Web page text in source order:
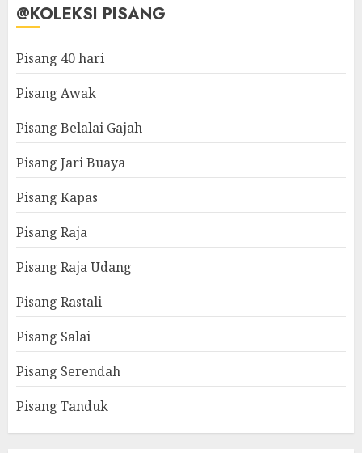
@KOLEKSI PISANG
Pisang 40 hari
Pisang Awak
Pisang Belalai Gajah
Pisang Jari Buaya
Pisang Kapas
Pisang Raja
Pisang Raja Udang
Pisang Rastali
Pisang Salai
Pisang Serendah
Pisang Tanduk